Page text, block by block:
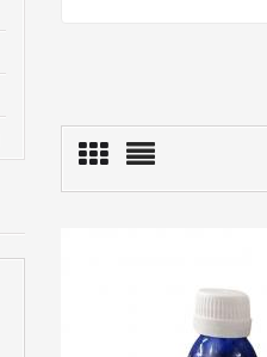
Láminas De
Aluminio...